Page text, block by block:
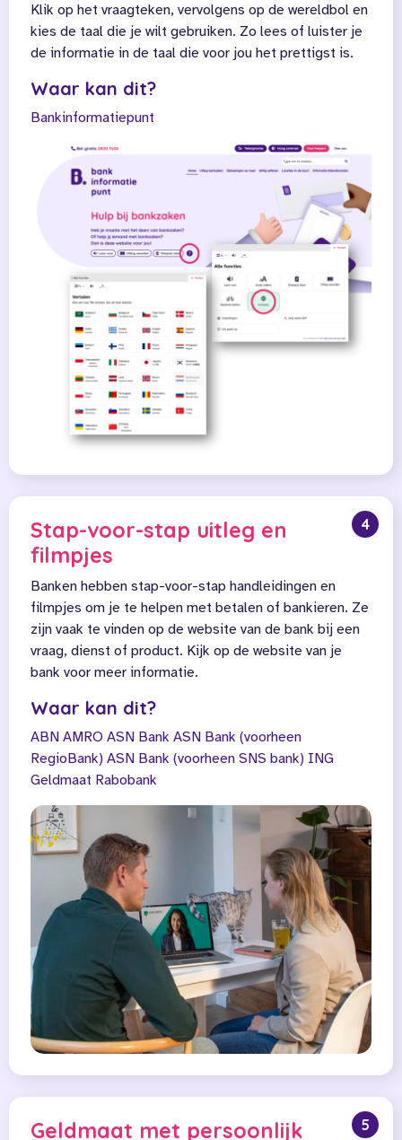
Klik op het vraagteken, vervolgens op de wereldbol en
kies de taal die je wilt gebruiken. Zo lees of luister je
de informatie in de taal die voor jou het prettigst is.
Waar kan dit?
Bankinformatiepunt
4
Stap-voor-stap uitleg en
filmpjes
Banken hebben stap-voor-stap handleidingen en
filmpjes om je te helpen met betalen of bankieren. Ze
zijn vaak te vinden op de website van de bank bij een
vraag, dienst of product. Kijk op de website van je
bank voor meer informatie.
Waar kan dit?
ABN AMRO ASN Bank ASN Bank (voorheen
RegioBank) ASN Bank (voorheen SNS bank) ING
Geldmaat Rabobank
5
Geldmaat met persoonlijk